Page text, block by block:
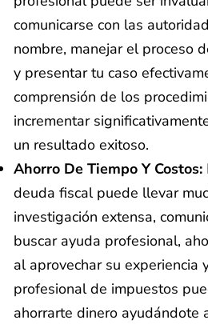
comunicarse con las
nombre, manejar el proceso
y presentar tu caso
comprensión de los
incrementar
un resultado exitoso.
Ahorro De Tiempo Y Costos:
deuda fiscal puede llevar
investigación extensa,
buscar ayuda profesional,
al aprovechar su experiencia
profesional de impuestos
ahorrarte dinero ayudándote